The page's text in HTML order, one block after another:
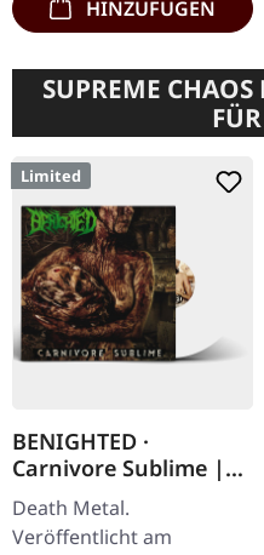
HINZUFÜGEN
SUPREME CHAOS
Limited
BENIGHTED ·
Carnivore Sublime |
WHITE LP
Death Metal.
Veröffentlicht am